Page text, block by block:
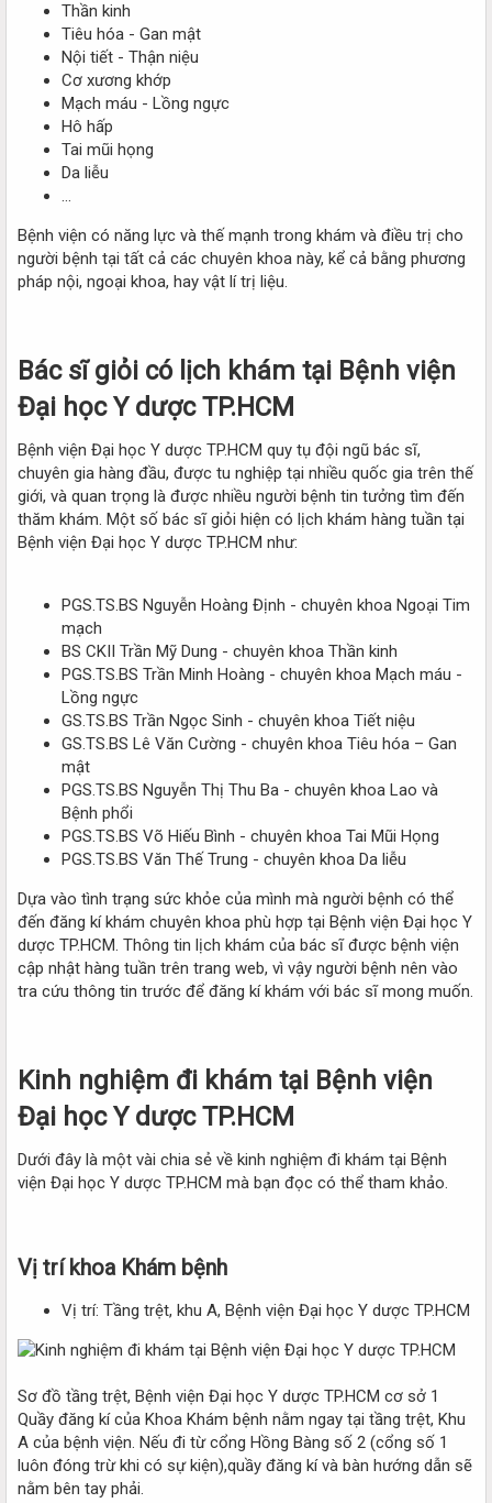
Thần kinh
Tiêu hóa - Gan mật
Nội tiết - Thận niệu
Cơ xương khớp
Mạch máu - Lồng ngực
Hô hấp
Tai mũi họng
Da liễu
…
Bệnh viện có năng lực và thế mạnh trong khám và điều trị cho
người bệnh tại tất cả các chuyên khoa này, kể cả bằng phương
pháp nội, ngoại khoa, hay vật lí trị liệu.
Bác sĩ giỏi có lịch khám tại Bệnh viện
Đại học Y dược TP.HCM​
Bệnh viện Đại học Y dược TP.HCM quy tụ đội ngũ bác sĩ,
chuyên gia hàng đầu, được tu nghiệp tại nhiều quốc gia trên thế
giới, và quan trọng là được nhiều người bệnh tin tưởng tìm đến
thăm khám. Một số bác sĩ giỏi hiện có lịch khám hàng tuần tại
Bệnh viện Đại học Y dược TP.HCM như:
PGS.TS.BS Nguyễn Hoàng Định - chuyên khoa Ngoại Tim
mạch
BS CKII Trần Mỹ Dung - chuyên khoa Thần kinh
PGS.TS.BS Trần Minh Hoàng - chuyên khoa Mạch máu -
Lồng ngực
GS.TS.BS Trần Ngọc Sinh - chuyên khoa Tiết niệu
GS.TS.BS Lê Văn Cường - chuyên khoa Tiêu hóa – Gan
mật
PGS.TS.BS Nguyễn Thị Thu Ba - chuyên khoa Lao và
Bệnh phổi
PGS.TS.BS Võ Hiếu Bình - chuyên khoa Tai Mũi Họng
PGS.TS.BS Văn Thế Trung - chuyên khoa Da liễu
Dựa vào tình trạng sức khỏe của mình mà người bệnh có thể
đến đăng kí khám chuyên khoa phù hợp tại Bệnh viện Đại học Y
dược TP.HCM. Thông tin lịch khám của bác sĩ được bệnh viện
cập nhật hàng tuần trên trang web, vì vậy người bệnh nên vào
tra cứu thông tin trước để đăng kí khám với bác sĩ mong muốn.
Kinh nghiệm đi khám tại Bệnh viện
Đại học Y dược TP.HCM​
Dưới đây là một vài chia sẻ về kinh nghiệm đi khám tại Bệnh
viện Đại học Y dược TP.HCM mà bạn đọc có thể tham khảo.
Vị trí khoa Khám bệnh​
Vị trí: Tầng trệt, khu A, Bệnh viện Đại học Y dược TP.HCM
Sơ đồ tầng trệt, Bệnh viện Đại học Y dược TP.HCM cơ sở 1
Quầy đăng kí của Khoa Khám bệnh nằm ngay tại tầng trệt, Khu
A của bệnh viện. Nếu đi từ cổng Hồng Bàng số 2 (cổng số 1
luôn đóng trừ khi có sự kiện),quầy đăng kí và bàn hướng dẫn sẽ
nằm bên tay phải.